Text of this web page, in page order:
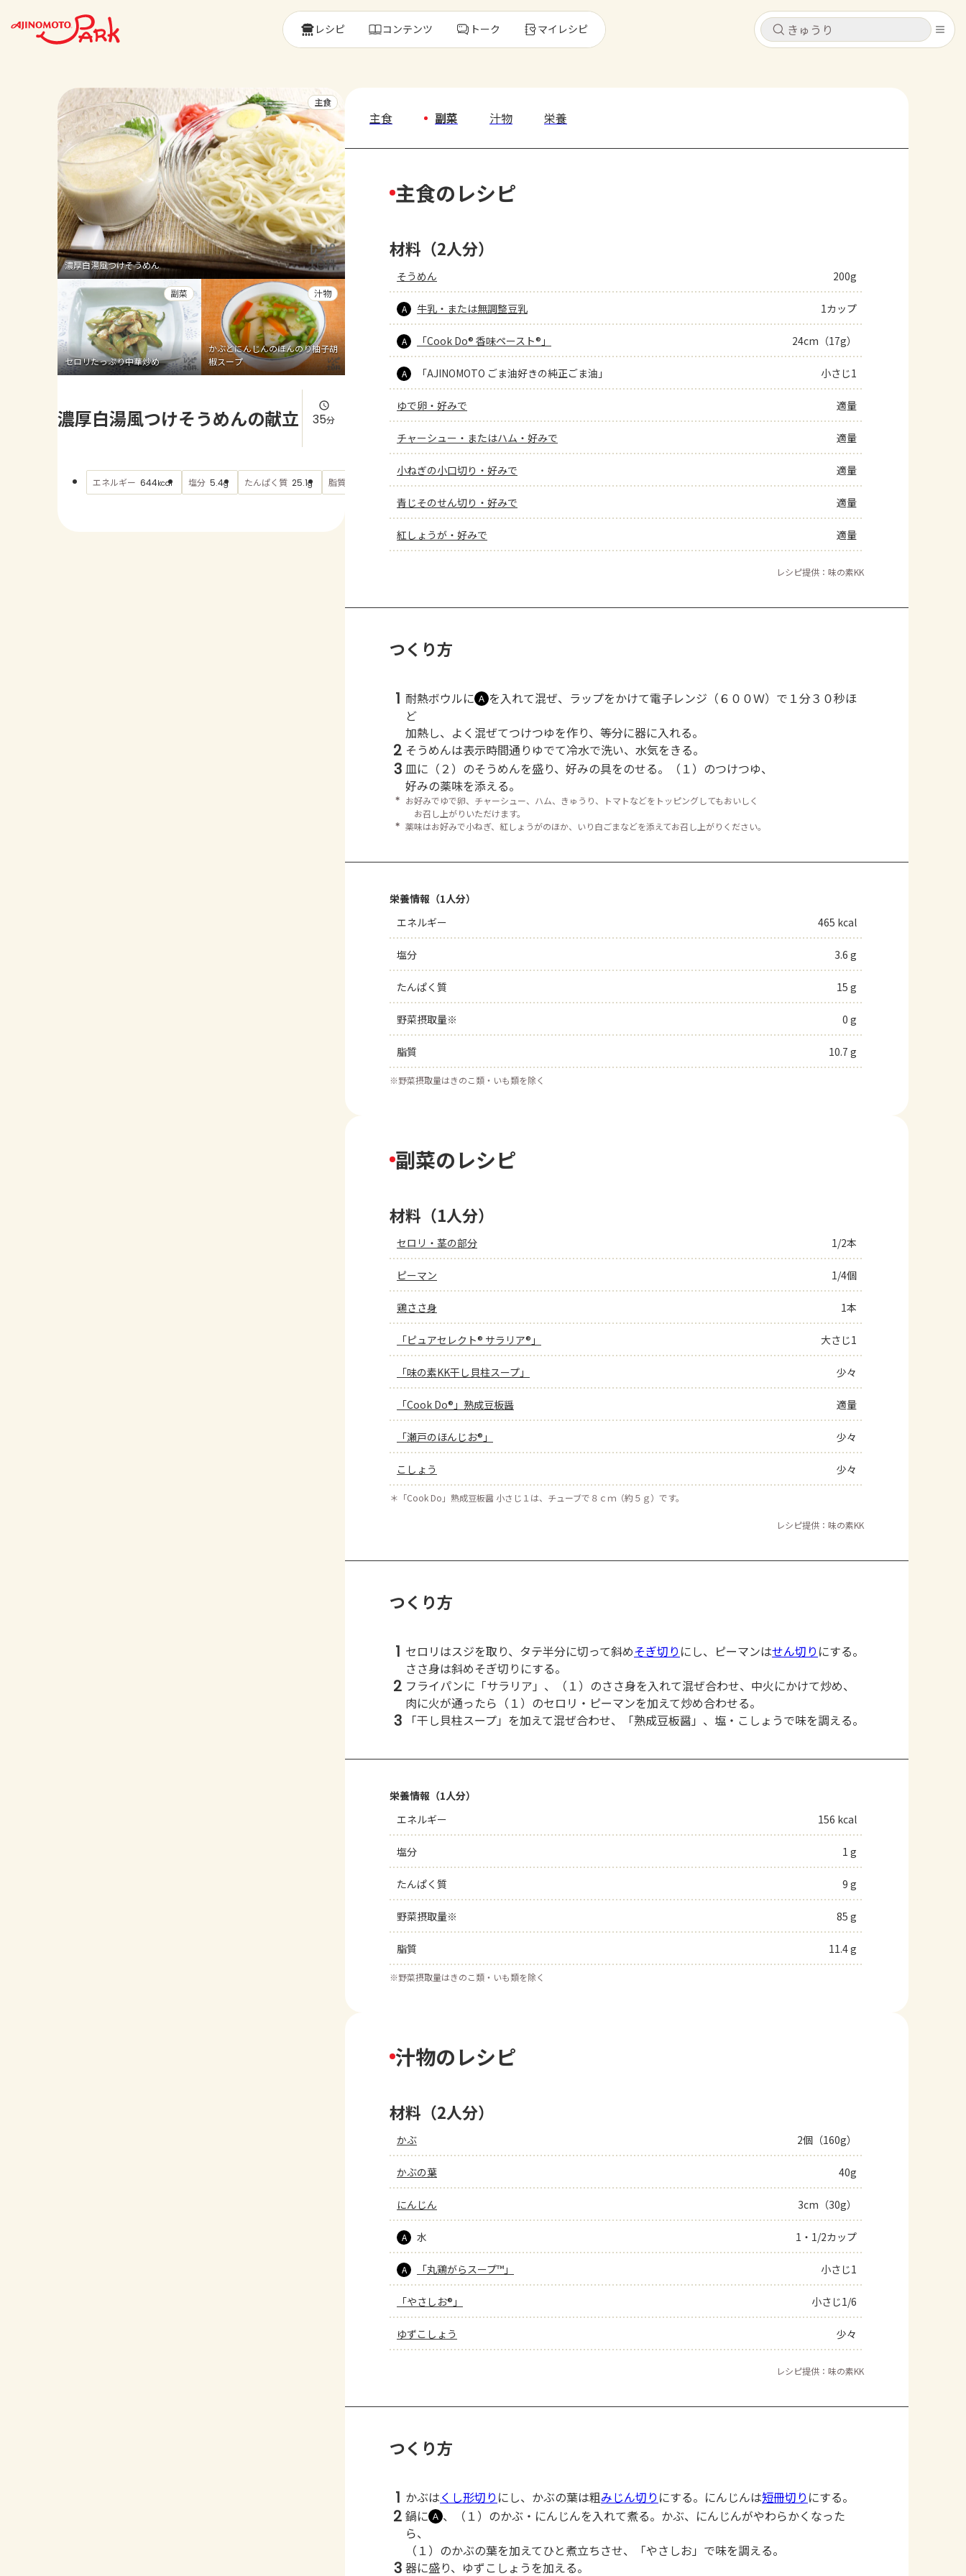
キャンセル
よくあるお問い合わせ
お買い物
キャンセル
レシピ コンテンツ トーク マイレシピ
濃厚白湯風つけそうめん
主食
セロリたっぷり中華炒め
副菜
かぶとにんじんのほんのり柚子胡
椒スープ
汁物
濃厚白湯風つけそうめんの献立 35分
エネルギー 644kcal 塩分 5.4g たんぱく質 25.1g 脂質 もっと見る
主食 副菜 汁物 栄養
主食のレシピ
材料（2人分）
そうめん 200g
A 牛乳・または無調整豆乳 1カップ
A 「Cook Do® 香味ペースト®」 24cm（17g）
A 「AJINOMOTO ごま油好きの純正ごま油」 小さじ1
ゆで卵・好みで 適量
チャーシュー・またはハム・好みで 適量
小ねぎの小口切り・好みで 適量
青じそのせん切り・好みで 適量
紅しょうが・好みで 適量
レシピ提供：味の素KK
つくり方
1 耐熱ボウルに Ａ を入れて混ぜ、ラップをかけて電子レンジ（６００Ｗ）で１分３０秒ほ
ど
加熱し、よく混ぜてつけつゆを作り、等分に器に入れる。
2 そうめんは表示時間通りゆでて冷水で洗い、水気をきる。
3 皿に（２）のそうめんを盛り、好みの具をのせる。（１）のつけつゆ、
好みの薬味を添える。
＊ お好みでゆで卵、チャーシュー、ハム、きゅうり、トマトなどをトッピングしてもおいしく
お召し上がりいただけます。
＊ 薬味はお好みで小ねぎ、紅しょうがのほか、いり白ごまなどを添えてお召し上がりください。
栄養情報（1人分）
エネルギー
465 kcal
塩分 3.6 g
たんぱく質 15 g
野菜摂取量※ 0 g
脂質 10.7 g
※野菜摂取量はきのこ類・いも類を除く
副菜のレシピ
材料（1人分）
セロリ・茎の部分 1/2本
ピーマン 1/4個
鶏ささ身 1本
「ピュアセレクト® サラリア®」 大さじ1
「味の素KK干し貝柱スープ」 少々
「Cook Do®」熟成豆板醤 適量
「瀬戸のほんじお®」 少々
こしょう 少々
＊ 「Cook Do」熟成豆板醤 小さじ１は、チューブで８ｃｍ（約５ｇ）です。
レシピ提供：味の素KK
つくり方
1 セロリはスジを取り、タテ半分に切って斜めそぎ切り にし、ピーマンはせん切り にする。
ささ身は斜めそぎ切りにする。
2 フライパンに「サラリア」、（１）のささ身を入れて混ぜ合わせ、中火にかけて炒め、
肉に火が通ったら（１）のセロリ・ピーマンを加えて炒め合わせる。
3 「干し貝柱スープ」を加えて混ぜ合わせ、「熟成豆板醤」、塩・こしょうで味を調える。
栄養情報（1人分）
エネルギー
156 kcal
塩分 1 g
たんぱく質 9 g
野菜摂取量※ 85 g
脂質 11.4 g
※野菜摂取量はきのこ類・いも類を除く
汁物のレシピ
材料（2人分）
かぶ 2個（160g）
かぶの葉 40g
にんじん 3cm（30g）
A 水 1・1/2カップ
A 「丸鶏がらスープ™」 小さじ1
「やさしお®」 小さじ1/6
ゆずこしょう 少々
レシピ提供：味の素KK
つくり方
1 かぶはくし形切り にし、かぶの葉は粗みじん切り にする。にんじんは短冊切り にする。
2 鍋に Ａ 、（１）のかぶ・にんじんを入れて煮る。かぶ、にんじんがやわらかくなった
ら、
（１）のかぶの葉を加えてひと煮立ちさせ、「やさしお」で味を調える。
3 器に盛り、ゆずこしょうを加える。